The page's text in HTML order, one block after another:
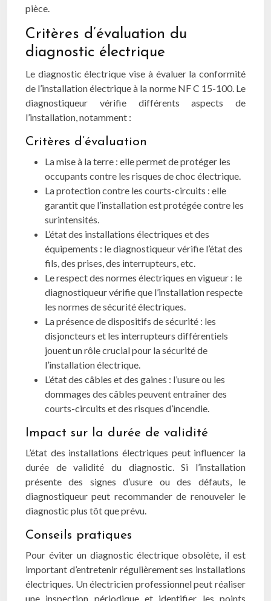
pièce.
Critères d’évaluation du
diagnostic électrique
Le diagnostic électrique vise à évaluer la conformité
de l’installation électrique à la norme NF C 15-100. Le
diagnostiqueur vérifie différents aspects de
l’installation, notamment :
Critères d’évaluation
La mise à la terre : elle permet de protéger les
occupants contre les risques de choc électrique.
La protection contre les courts-circuits : elle
garantit que l’installation est protégée contre les
surintensités.
L’état des installations électriques et des
équipements : le diagnostiqueur vérifie l’état des
fils, des prises, des interrupteurs, etc.
Le respect des normes électriques en vigueur : le
diagnostiqueur vérifie que l’installation respecte
les normes de sécurité électriques.
La présence de dispositifs de sécurité : les
disjoncteurs et les interrupteurs différentiels
jouent un rôle crucial pour la sécurité de
l’installation électrique.
L’état des câbles et des gaines : l’usure ou les
dommages des câbles peuvent entraîner des
courts-circuits et des risques d’incendie.
Impact sur la durée de validité
L’état des installations électriques peut influencer la
durée de validité du diagnostic. Si l’installation
présente des signes d’usure ou des défauts, le
diagnostiqueur peut recommander de renouveler le
diagnostic plus tôt que prévu.
Conseils pratiques
Pour éviter un diagnostic électrique obsolète, il est
important d’entretenir régulièrement ses installations
électriques. Un électricien professionnel peut réaliser
une inspection périodique et identifier les points